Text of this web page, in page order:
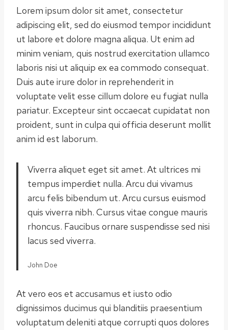
Lorem ipsum dolor sit amet, consectetur
adipiscing elit, sed do eiusmod tempor incididunt
ut labore et dolore magna aliqua. Ut enim ad
minim veniam, quis nostrud exercitation ullamco
laboris nisi ut aliquip ex ea commodo consequat.
Duis aute irure dolor in reprehenderit in
voluptate velit esse cillum dolore eu fugiat nulla
pariatur. Excepteur sint occaecat cupidatat non
proident, sunt in culpa qui officia deserunt mollit
anim id est laborum.
Viverra aliquet eget sit amet. At ultrices mi
tempus imperdiet nulla. Arcu dui vivamus
arcu felis bibendum ut. Arcu cursus euismod
quis viverra nibh. Cursus vitae congue mauris
rhoncus. Faucibus ornare suspendisse sed nisi
lacus sed viverra.
John Doe
At vero eos et accusamus et iusto odio
dignissimos ducimus qui blanditiis praesentium
voluptatum deleniti atque corrupti quos dolores